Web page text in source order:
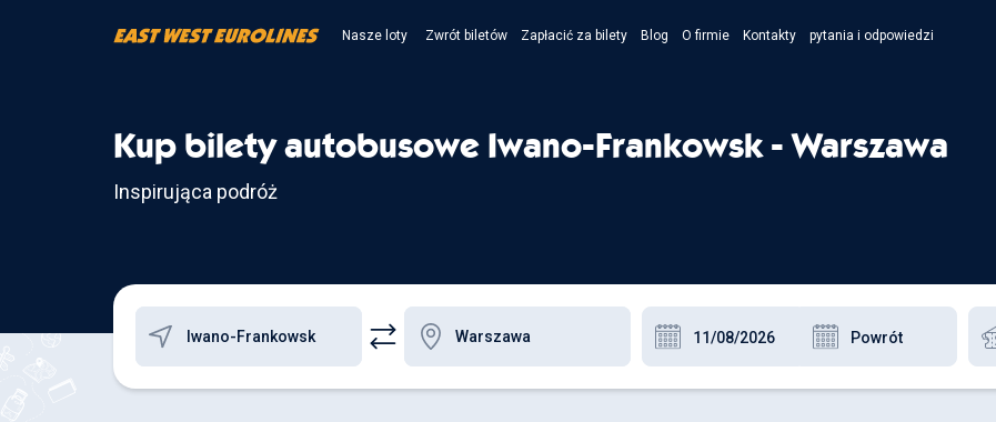
Nasze loty Zwrót biletów Zapłacić za bilety Blog O firmie Kontakty pytania i odpowiedzi
Kup bilety autobusowe Iwano-Frankowsk - Warszawa
Inspirująca podróż